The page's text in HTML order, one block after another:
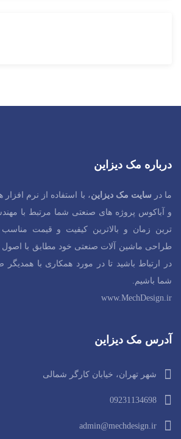
درباره مک دیزاین
ما در سایت مک دیزاین، با استفاده از نرم
و آباکوس پروژه های صنعتی شما مرتبط با
ترین زمان و بالاترین کیفیت و قیمت
طراحی ماشین آلات صنعتی خود مطابق با اصول
در ارتباط باشید تا در مورد همکاری با
شما باشیم.
www.MechDesign.ir
آدرس مک دیزاین
شهر تهران، خیابان کارگر شمالی
09231134698
admin@mechdesign.ir